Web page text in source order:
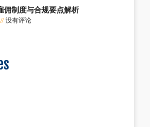
佣制度与合规要点解析
没有评论